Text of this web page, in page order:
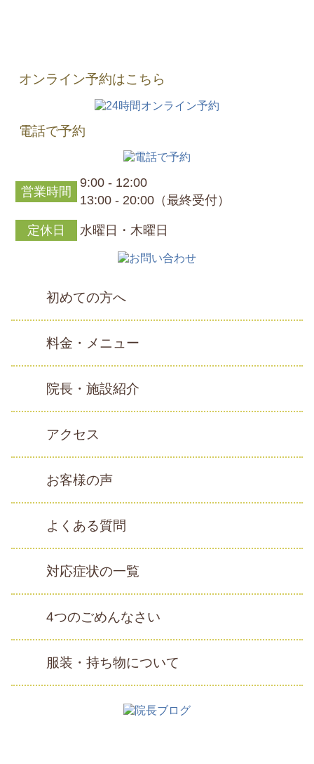
オンライン予約はこちら
電話で予約
営業時間
9:00 - 12:00
13:00 - 20:00（最終受付）
定休日 水曜日・木曜日
初めての方へ
料金・メニュー
院長・施設紹介
アクセス
お客様の声
よくある質問
対応症状の一覧
4つのごめんなさい
服装・持ち物について